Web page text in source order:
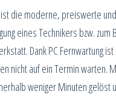
ist die moderne, preiswerte
eines Technikers bzw. zum
Dank PC Fernwartung
nicht auf ein Termin warten.
weniger Minuten gelöst